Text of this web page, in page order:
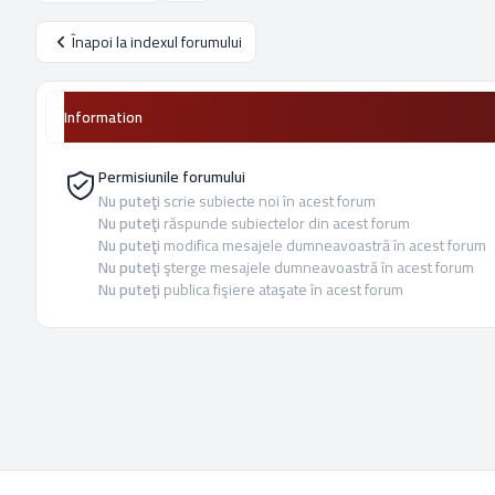
Înapoi la indexul forumului
Information
Permisiunile forumului
Nu puteţiscrie subiecte noi în acest forum
Nu puteţirăspunde subiectelor din acest forum
Nu puteţimodifica mesajele dumneavoastră în acest forum
Nu puteţişterge mesajele dumneavoastră în acest forum
Nu puteţipublica fişiere ataşate în acest forum